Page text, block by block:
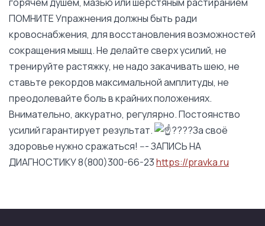
ПОМНИТЕ Упражнения должны быть ради
кровоснабжения, для восстановления возможностей
сокращения мышц. Не делайте сверх усилий, не
тренируйте растяжку, не надо закачивать шею, не
ставьте рекордов максимальной амплитуды, не
преодолевайте боль в крайних положениях.
Внимательно, аккуратно, регулярно. Постоянство
усилий гарантирует результат.
За своё
здоровье нужно сражаться! --- ЗАПИСЬ НА
ДИАГНОСТИКУ 8(800)300-66-23https://pravka.ru